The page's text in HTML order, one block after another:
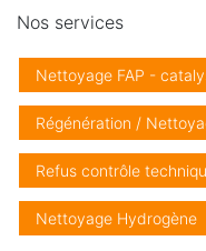
Nos services
Nettoyage FAP -
Régénération /
Refus contrôle
Nettoyage Hydrogène